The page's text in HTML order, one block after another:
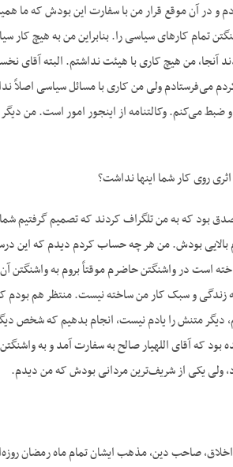
و در آن موقع قرار من با سفارت این بودش که ما
تمام کارهای سیاسی را. بنابراین من به هیچ
من هیچ کاری با هیئت نداشتم. البته آقای
می‌فرستادم ولی من کاری با مسائل سیاسی
ضبط می‌کنم. وکالتنامه از اینجور امور است. من
روی کار شما اینها نداشت؟
که به من تلگراف کردند که تصمیم گرفتیم شما
بودش. من هر چه حساب کردم دیدم که این
در واشنگتن حاضرم موقتاً بروم به واشنگتن
به زندگی و سبک کار من ساخته نیست. منتظر هم
دیگر متنش را یادم نیست، انجام بدهیم که شخص
که آقای اللهیار صالح به سفارت آمد و به
ولی یکی از شریف‌ترین مردانی بودش که من دیدم.
صاحب دین، مذهب ایشان تمام ماه رمضان